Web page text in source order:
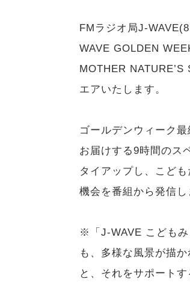
FMラジオ局J-
WAVE GOLDEN
MOTHER
エアいたします。
ゴールデンウィーク
お届けする9時間のス
タイアップし、こど
機会を番組から発信し
※「J-WAVE こども
も、多様な風景が描
と、それをサポート